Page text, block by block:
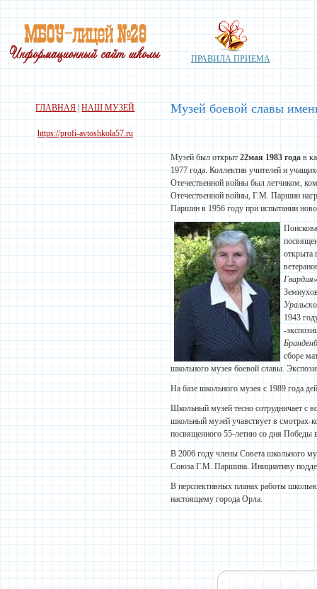
ПРАВИЛА ПРИЕМА
ГЛАВНАЯ |НАШ МУЗЕЙ
https://profi-avtoshkola57.ru
Музей боевой славы
Музей был открыт 22мая 1983 года в
1977 года. Коллектив учителей и
Отечественной войны был летчиком,
Отечественной войны, Г.М. Паршин
Паршин в 1956 году при испытании
открыта
1943
-
сборе
школьного музея боевой славы.
На базе школьного музея с 1989 года
Школьный музей тесно сотрудничает с
школьный музей учавствует в смотрах-
посвященного 55-летию со дня Победы
В 2006 году члены Совета школьного
Союза Г.М. Паршина. Инициативу
В перспективных планах работы
настоящему города Орла.